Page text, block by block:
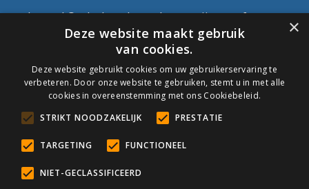
Let op! Onderhoudsproducten zijn nu af te
halen in de showroom. Er kan alleen met
contant geld betaald worden, dus geen pin.
Tel: 076-3030554
Email: info@onderhoudshop.nl
KVK: 59667419
Algemene Voorwaarden
Copyright © 2019 Onderhoud Shop
×
Deze website maakt gebruik
van cookies.
Deze website gebruikt cookies om uw gebruikerservaring te
verbeteren. Door onze website te gebruiken, stemt u in met alle
cookies in overeenstemming met ons Cookiebeleid.
STRIKT NOODZAKELIJK
PRESTATIE
TARGETING FUNCTIONEEL
NIET-GECLASSIFICEERD